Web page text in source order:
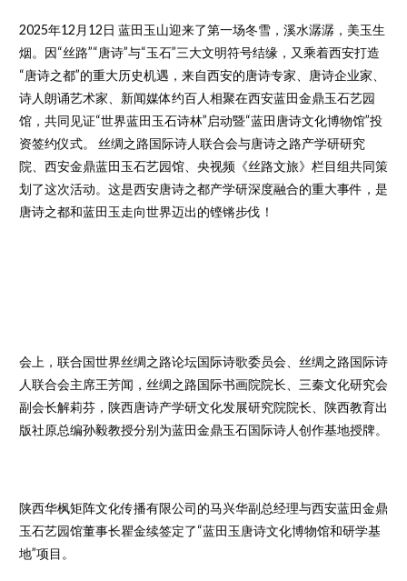
2025年12月12日 蓝田玉山迎来了第一场冬雪，溪水潺潺，美玉生
烟。因“丝路”“唐诗”与“玉石”三大文明符号结缘，又乘着西安打造
“唐诗之都”的重大历史机遇，来自西安的唐诗专家、唐诗企业家、
诗人朗诵艺术家、新闻媒体约百人相聚在西安蓝田金鼎玉石艺园
馆，共同见证“世界蓝田玉石诗林”启动暨“蓝田唐诗文化博物馆”投
资签约仪式。 丝绸之路国际诗人联合会与唐诗之路产学研研究
院、西安金鼎蓝田玉石艺园馆、央视频《丝路文旅》栏目组共同策
划了这次活动。这是西安唐诗之都产学研深度融合的重大事件，是
唐诗之都和蓝田玉走向世界迈出的铿锵步伐！
会上，联合国世界丝绸之路论坛国际诗歌委员会、丝绸之路国际诗
人联合会主席王芳闻，丝绸之路国际书画院院长、三秦文化研究会
副会长解莉芬，陕西唐诗产学研文化发展研究院院长、陕西教育出
版社原总编孙毅教授分别为蓝田金鼎玉石国际诗人创作基地授牌。
陕西华枫矩阵文化传播有限公司的马兴华副总经理与西安蓝田金鼎
玉石艺园馆董事长瞿金续签定了“蓝田玉唐诗文化博物馆和研学基
地”项目。